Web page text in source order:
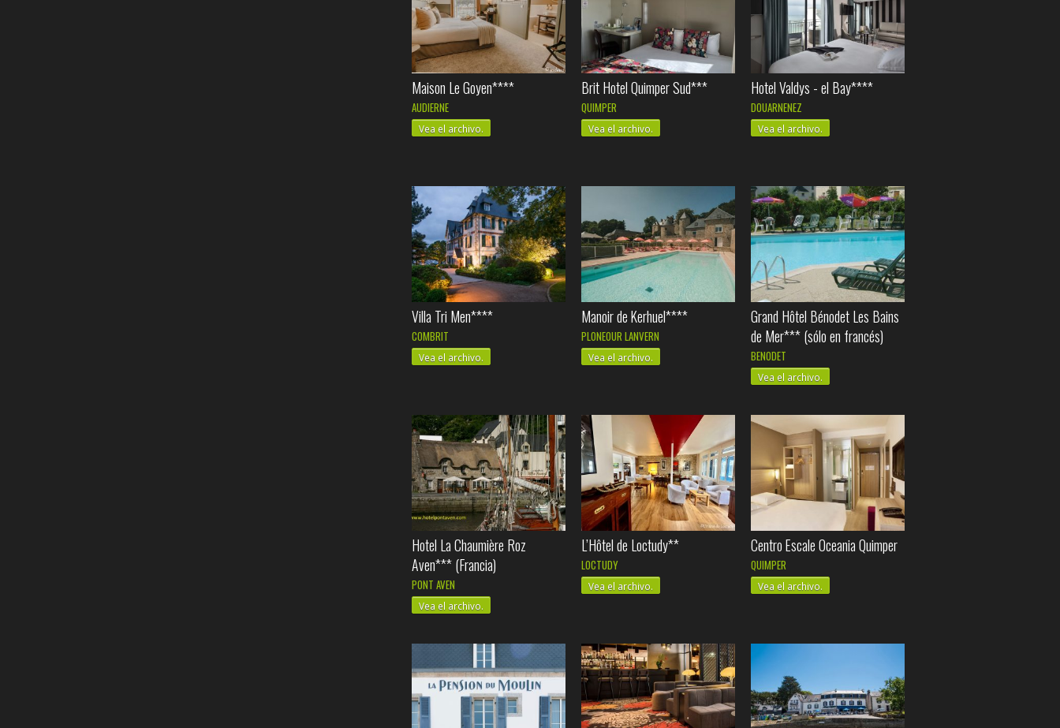
Maison Le Goyen****
AUDIERNE
Vea el archivo.
Brit Hotel Quimper Sud***
QUIMPER
Vea el archivo.
Hotel Valdys - el Bay****
DOUARNENEZ
Vea el archivo.
Villa Tri Men****
COMBRIT
Vea el archivo.
Manoir de Kerhuel****
PLONEOUR LANVERN
Vea el archivo.
Grand Hôtel Bénodet Les Bains
de Mer*** (sólo en francés)
BENODET
Vea el archivo.
Hotel La Chaumière Roz
Aven*** (Francia)
PONT AVEN
Vea el archivo.
L’Hôtel de Loctudy**
LOCTUDY
Vea el archivo.
Centro Escale Oceania Quimper
QUIMPER
Vea el archivo.